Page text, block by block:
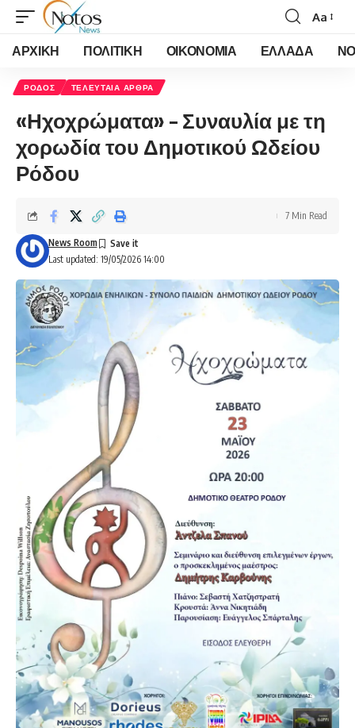
Font
Resizer
Aa
ΑΡΧΙΚΗ ΠΟΛΙΤΙΚΗ ΟΙΚΟΝΟΜΙΑ ΕΛΛΑΔΑ
ΡΟΔΟΣ ΤΕΛΕΥΤΑΙΑ ΑΡΘΡΑ
«Ηχοχρώματα» – Συναυλία με τη
χορωδία του Δημοτικού Ωδείου
Ρόδου
Last updated: 19/05/2026 14:00
News Room
7 Min Read